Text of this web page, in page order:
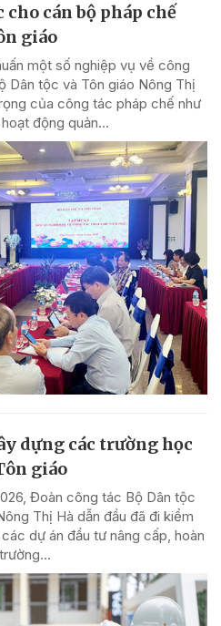
cán bộ pháp chế
giáo
một số nghiệp vụ về công
Dân tộc và Tôn giáo Nông Thị
của công tác pháp chế như
động quản...
dựng các trường học
giáo
Đoàn công tác Bộ Dân tộc
Thị Hà dẫn đầu đã đi kiểm
dự án đầu tư nâng cấp, hoàn